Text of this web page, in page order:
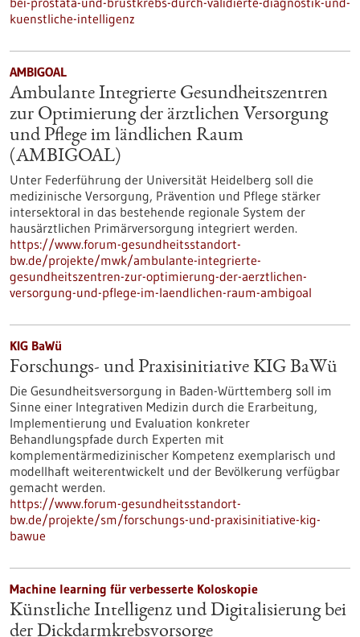
kuenstliche-intelligenz
AMBIGOAL
Ambulante Integrierte Gesundheitszentren
zur Optimierung der ärztlichen Versorgung
und Pflege im ländlichen Raum
(AMBIGOAL)
Unter Federführung der Universität Heidelberg soll die
medizinische Versorgung, Prävention und Pflege stärker
intersektoral in das bestehende regionale System der
hausärztlichen Primärversorgung integriert werden.
https://www.forum-gesundheitsstandort-
bw.de/projekte/mwk/ambulante-integrierte-
gesundheitszentren-zur-optimierung-der-aerztlichen-
versorgung-und-pflege-im-laendlichen-raum-ambigoal
KIG BaWü
Forschungs- und Praxisinitiative KIG BaWü
Die Gesundheitsversorgung in Baden-Württemberg soll im
Sinne einer Integrativen Medizin durch die Erarbeitung,
Implementierung und Evaluation konkreter
Behandlungspfade durch Experten mit
komplementärmedizinischer Kompetenz exemplarisch und
modellhaft weiterentwickelt und der Bevölkerung verfügbar
gemacht werden.
https://www.forum-gesundheitsstandort-
bw.de/projekte/sm/forschungs-und-praxisinitiative-kig-
bawue
Machine learning für verbesserte Koloskopie
Künstliche Intelligenz und Digitalisierung bei
der Dickdarmkrebsvorsorge